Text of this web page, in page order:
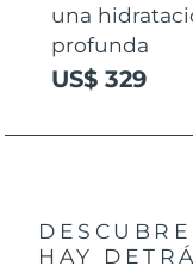
una
profunda
US$ 329
HAY